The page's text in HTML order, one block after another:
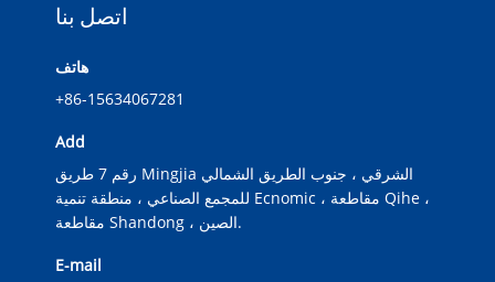
اتصل بنا
هاتف
+86-15634067281
Add
رقم 7 طريق Mingjia الشرقي ، جنوب الطريق الشمالي
للمجمع الصناعي ، منطقة تنمية Ecnomic ، مقاطعة Qihe ،
مقاطعة Shandong ، الصين.
E-mail